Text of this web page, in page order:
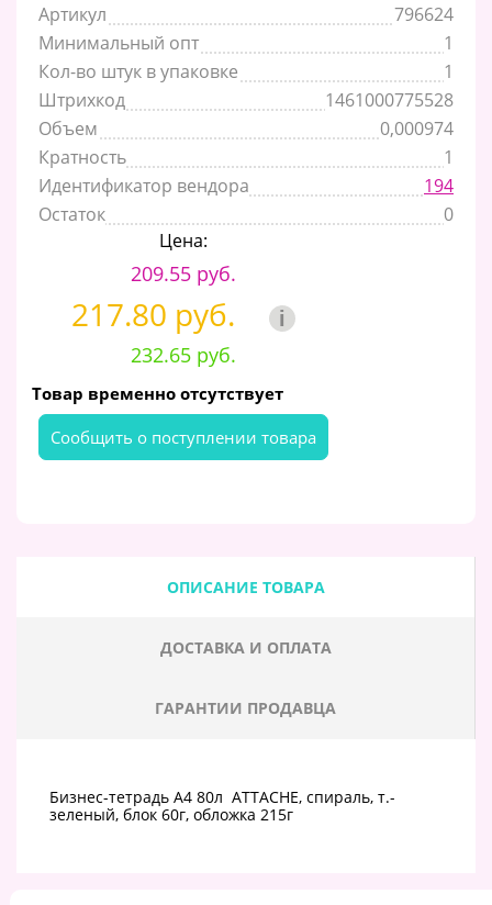
Артикул
796624
Минимальный опт
1
Кол-во штук в упаковке
1
Штрихкод
1461000775528
Объем
0,000974
Кратность
1
Идентификатор вендора
194
Остаток
0
Цена:
209.55 руб.
217.80 руб. i
232.65 руб.
Товар временно отсутствует
Cообщить о поступлении товара
ОПИСАНИЕ ТОВАРА
ДОСТАВКА И ОПЛАТА
ГАРАНТИИ ПРОДАВЦА
Бизнес-тетрадь А4 80л ATTACHE, спираль, т.-
зеленый, блок 60г, обложка 215г